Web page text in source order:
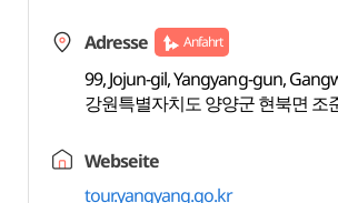
Adresse Anfahrt
99, Jojun-gil, Yangyang-gun,
강원특별자치도 양양군 현북면 조
Webseite
tour.yangyang.go.kr